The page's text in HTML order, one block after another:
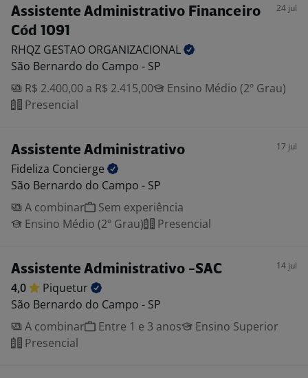
Assistente Administrativo Financeiro
Cód 1091
24 jul
RHQZ GESTAO ORGANIZACIONAL
São Bernardo do Campo - SP
R$ 2.400,00 a R$ 2.415,00
Ensino Médio (2º Grau)
Presencial
Assistente Administrativo 17 jul
Fideliza Concierge
São Bernardo do Campo - SP
A combinar
Sem experiência
Ensino Médio (2º Grau)
Presencial
Assistente Administrativo -SAC 14 jul
4,0
Piquetur
São Bernardo do Campo - SP
A combinar
Entre 1 e 3 anos
Ensino Superior
Presencial